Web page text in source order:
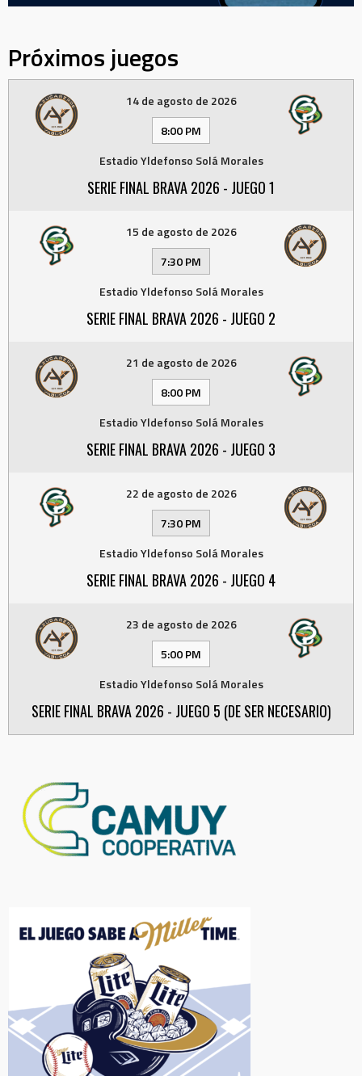
Próximos juegos
14 de agosto de 2026
8:00 PM
Estadio Yldefonso Solá Morales
SERIE FINAL BRAVA 2026 - JUEGO 1
15 de agosto de 2026
7:30 PM
Estadio Yldefonso Solá Morales
SERIE FINAL BRAVA 2026 - JUEGO 2
21 de agosto de 2026
8:00 PM
Estadio Yldefonso Solá Morales
SERIE FINAL BRAVA 2026 - JUEGO 3
22 de agosto de 2026
7:30 PM
Estadio Yldefonso Solá Morales
SERIE FINAL BRAVA 2026 - JUEGO 4
23 de agosto de 2026
5:00 PM
Estadio Yldefonso Solá Morales
SERIE FINAL BRAVA 2026 - JUEGO 5 (DE SER NECESARIO)